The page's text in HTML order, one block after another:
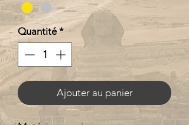
Quantité *
Ajouter au panier